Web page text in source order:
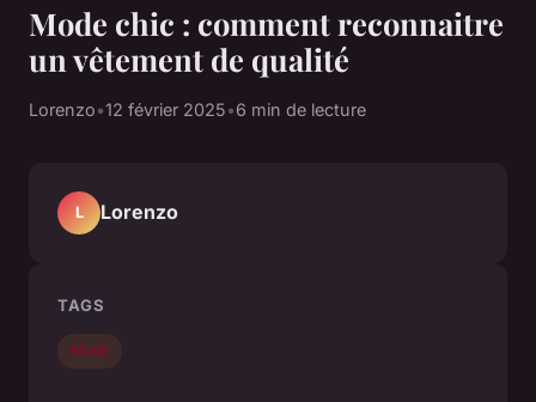
Mode chic : comment reconnaitre
un vêtement de qualité
Lorenzo•12 février 2025•6 min de lecture
L Lorenzo
TAGS
Mode